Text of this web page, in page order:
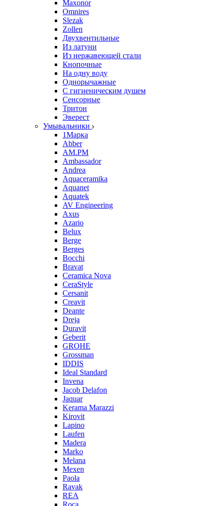
Maxonor
Omnires
Slezak
Zollen
Двухвентильные
Из латуни
Из нержавеющей стали
Кнопочные
На одну воду
Однорычажные
С гигиеническим душем
Сенсорные
Тритон
Эверест
Умывальники
1Марка
Abber
AM.PM
Ambassador
Andrea
Aquaceramika
Aquanet
Aquatek
AV Engineering
Axus
Azario
Belux
Berge
Berges
Bocchi
Bravat
Ceramica Nova
CeraStyle
Cersanit
Creavit
Deante
Dreja
Duravit
Geberit
GROHE
Grossman
IDDIS
Ideal Standard
Invena
Jacob Delafon
Jaquar
Kerama Marazzi
Kirovit
Lapino
Laufen
Madera
Marko
Melana
Mexen
Paola
Ravak
REA
Roca